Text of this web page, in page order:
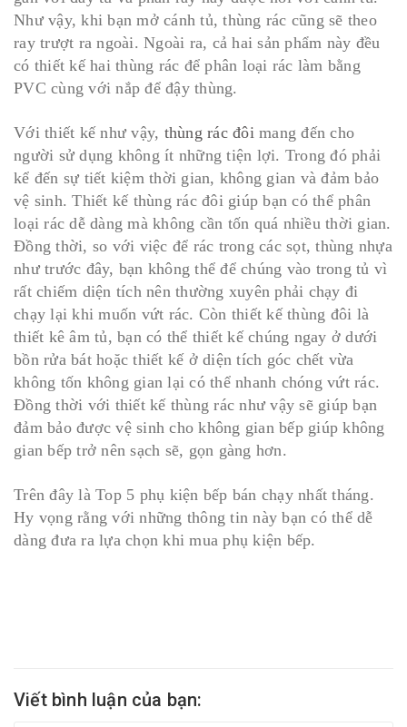
Như vậy, khi bạn mở cánh tủ, thùng rác cũng sẽ theo
ray trượt ra ngoài. Ngoài ra, cả hai sản phẩm này đều
có thiết kế hai thùng rác để phân loại rác làm bằng
PVC cùng với nắp để đậy thùng.
Với thiết kế như vậy, thùng rác đôi mang đến cho
người sử dụng không ít những tiện lợi. Trong đó phải
kể đến sự tiết kiệm thời gian, không gian và đảm bảo
vệ sinh. Thiết kế thùng rác đôi giúp bạn có thể phân
loại rác dễ dàng mà không cần tốn quá nhiều thời gian.
Đồng thời, so với việc để rác trong các sọt, thùng nhựa
như trước đây, bạn không thể để chúng vào trong tủ vì
rất chiếm diện tích nên thường xuyên phải chạy đi
chạy lại khi muốn vứt rác. Còn thiết kế thùng đôi là
thiết kê âm tủ, bạn có thể thiết kế chúng ngay ở dưới
bồn rửa bát hoặc thiết kế ở diện tích góc chết vừa
không tốn không gian lại có thể nhanh chóng vứt rác.
Đồng thời với thiết kế thùng rác như vậy sẽ giúp bạn
đảm bảo được vệ sinh cho không gian bếp giúp không
gian bếp trở nên sạch sẽ, gọn gàng hơn.
Trên đây là Top 5 phụ kiện bếp bán chạy nhất tháng.
Hy vọng rằng với những thông tin này bạn có thể dễ
dàng đưa ra lựa chọn khi mua phụ kiện bếp.
Viết bình luận của bạn: